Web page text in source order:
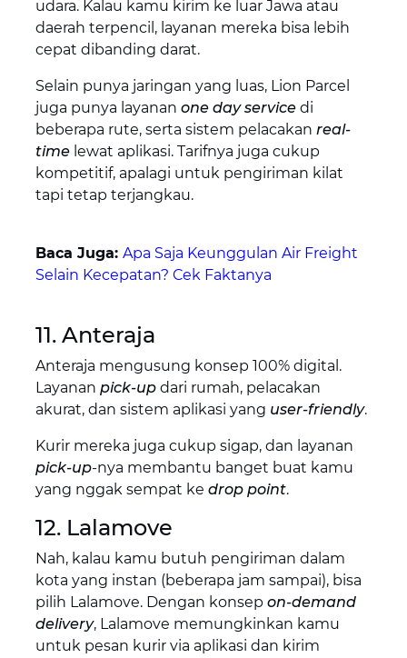
udara. Kalau kamu kirim ke luar Jawa atau
daerah terpencil, layanan mereka bisa lebih
cepat dibanding darat.
Selain punya jaringan yang luas, Lion Parcel
juga punya layanan one day servicedi
beberapa rute, serta sistem pelacakan real-
timelewat aplikasi. Tarifnya juga cukup
kompetitif, apalagi untuk pengiriman kilat
tapi tetap terjangkau.
Baca Juga: Apa Saja Keunggulan Air Freight
Selain Kecepatan? Cek Faktanya
11. Anteraja
Anteraja mengusung konsep 100% digital.
Layanan pick-updari rumah, pelacakan
akurat, dan sistem aplikasi yang user-friendly.
Kurir mereka juga cukup sigap, dan layanan
pick-up-nya membantu banget buat kamu
yang nggak sempat ke drop point.
12. Lalamove
Nah, kalau kamu butuh pengiriman dalam
kota yang instan (beberapa jam sampai), bisa
pilih Lalamove. Dengan konsep on-demand
delivery, Lalamove memungkinkan kamu
untuk pesan kurir via aplikasi dan kirim